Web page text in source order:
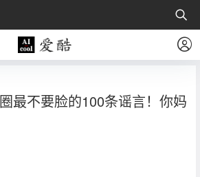
最不要脸的100条谣言！你妈